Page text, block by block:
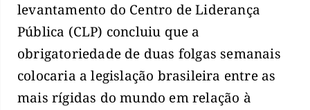
levantamento do Centro de Liderança
Pública (CLP) concluiu que a
obrigatoriedade de duas folgas semanais
colocaria a legislação brasileira entre as
mais rígidas do mundo em relação à